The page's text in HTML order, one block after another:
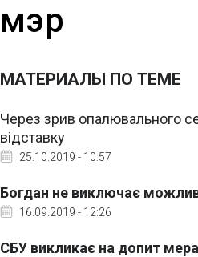
мэр
МАТЕРИАЛЫ ПО ТЕМЕ
Через зрив опалювального
відставку
25.10.2019 - 10:57
Богдан не виключає
16.09.2019 - 12:26
СБУ викликає на допит